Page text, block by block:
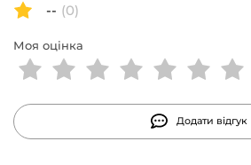
-- (0)
Моя оцінка
Додати відгук